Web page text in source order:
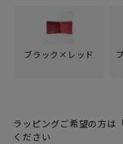
ブラック×レッド
ラッピングご希望の方は
ください